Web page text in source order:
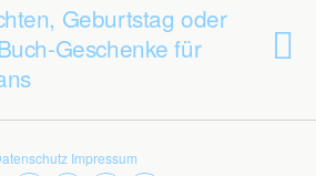
Geburtstag oder
Geschenke für
Impressum